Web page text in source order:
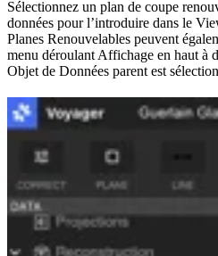
Sélectionnez un plan de coupe
données pour l’introduire dans le
Planes Renouvelables peuvent
menu déroulant Affichage en haut à
Objet de Données parent est